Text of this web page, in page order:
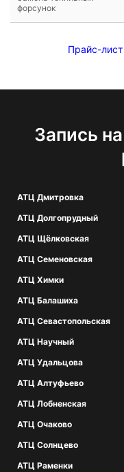
форсунок
Прайс-
Запись
АТЦ Дмитровка
АТЦ Долгопрудный
АТЦ Щёлковская
АТЦ Семеновская
АТЦ Химки
АТЦ Балашиха
АТЦ Севастопольская
АТЦ Научный
АТЦ Удальцова
АТЦ Алтуфьево
АТЦ Лобненская
АТЦ Очаково
АТЦ Солнцево
АТЦ Раменки